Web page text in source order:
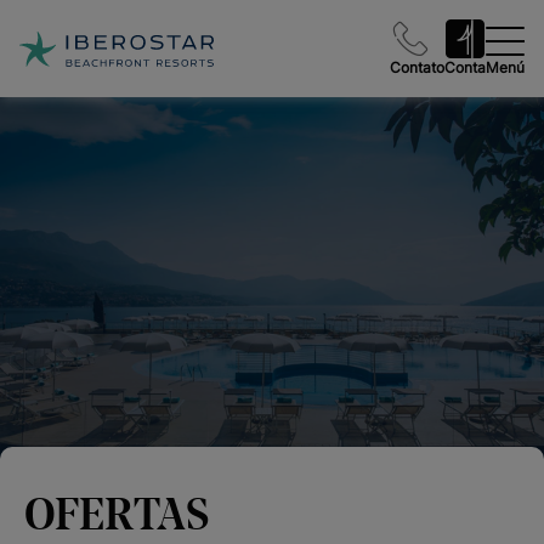
ContatoContaMenú
OFERTAS